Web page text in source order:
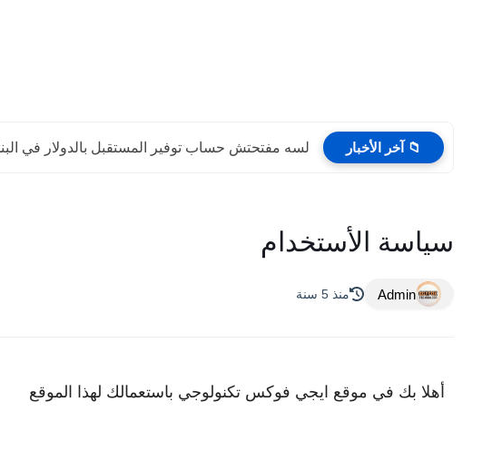
📁 آخر الأخبار لسه مفتحتش حساب توفير المستقبل بالدولار في
سياسة الأستخدام
Admin منذ 5 سنة
أهلا بك في موقع ايجي فوكس تكنولوجي باستعمالك لهذا الموقع